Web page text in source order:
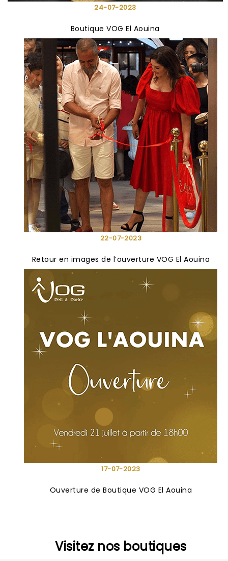
24-07-2023
Boutique VOG El Aouina
22-07-2023
Retour en images de l’ouverture VOG El Aouina
17-07-2023
Ouverture de Boutique VOG El Aouina
Visitez nos boutiques